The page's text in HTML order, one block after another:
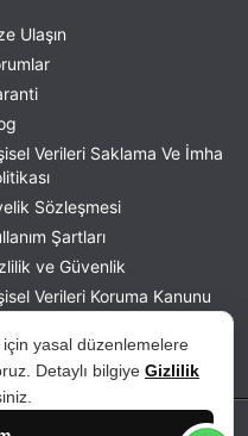
yasal düzenlemelere
Detaylı bilgiye Gizlilik
Ulaşın
Verileri Saklama Ve İmha
Sözleşmesi
Şartları
ve Güvenlik
Verileri Koruma Kanunu
ve Değişim Politikası
saklıdır.